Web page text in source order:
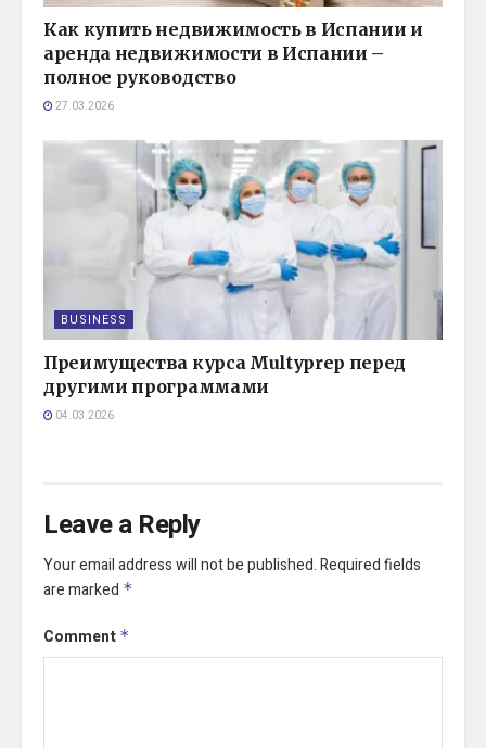
Как купить недвижимость в Испании и
аренда недвижимости в Испании –
полное руководство
27.03.2026
BUSINESS
Преимущества курса Multyprep перед
другими программами
04.03.2026
Leave a Reply
Your email address will not be published.Required fields
are marked *
Comment *